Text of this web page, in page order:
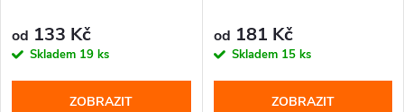
od 133 Kč
Skladem 19 ks
ZOBRAZIT
od 181 Kč
Skladem 15 ks
ZOBRAZIT